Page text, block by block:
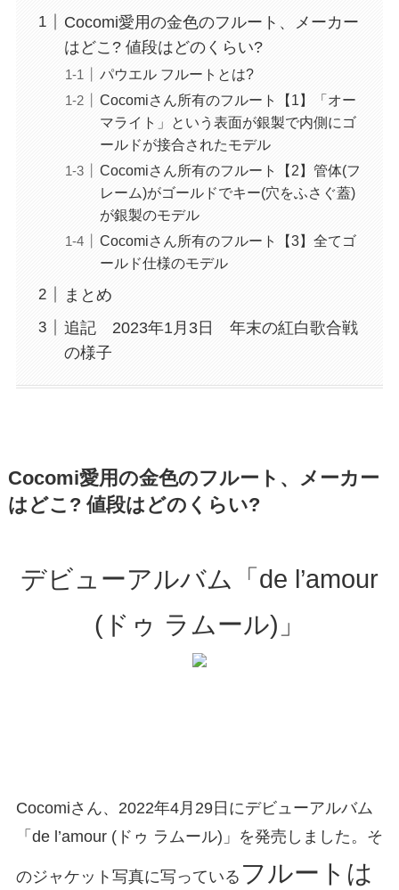
Cocomi愛用の金色のフルート、メーカー
はどこ? 値段はどのくらい?
パウエル フルートとは?
Cocomiさん所有のフルート【1】「オー
マライト」という表面が銀製で内側にゴ
ールドが接合されたモデル
Cocomiさん所有のフルート【2】管体(フ
レーム)がゴールドでキー(穴をふさぐ蓋)
が銀製のモデル
Cocomiさん所有のフルート【3】全てゴ
ールド仕様のモデル
まとめ
追記 2023年1月3日 年末の紅白歌合戦
の様子
Cocomi愛用の金色のフルート、メーカー
はどこ? 値段はどのくらい?
デビューアルバム「de l’amour
(ドゥ ラムール)」
Cocomiさん、2022年4月29日にデビューアルバム
「de l’amour (ドゥ ラムール)」を発売しました。そ
のジャケット写真に写っている フルートは